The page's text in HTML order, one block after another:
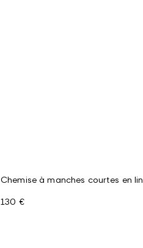
Chemise à manches courtes en lin
130 €